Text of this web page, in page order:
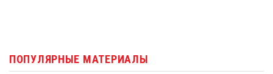
ПОПУЛЯРНЫЕ МАТЕРИАЛЫ